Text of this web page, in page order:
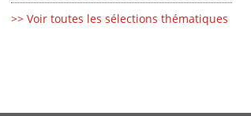
>> Voir toutes les sélections thématiques